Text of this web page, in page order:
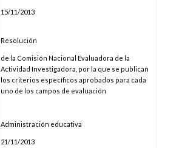
15/11/2013
Resolución
de la Comisión Nacional Evaluadora de la
Actividad Investigadora, por la que se publican
los criterios específicos aprobados para cada
uno de los campos de evaluación
Administración educativa
21/11/2013